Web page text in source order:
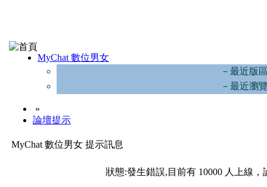
MyChat 數位男女
－最近版
－最近瀏
»
論壇提示
MyChat 數位男女 提示訊息
狀態:發生錯誤,目前有 10000 人上線